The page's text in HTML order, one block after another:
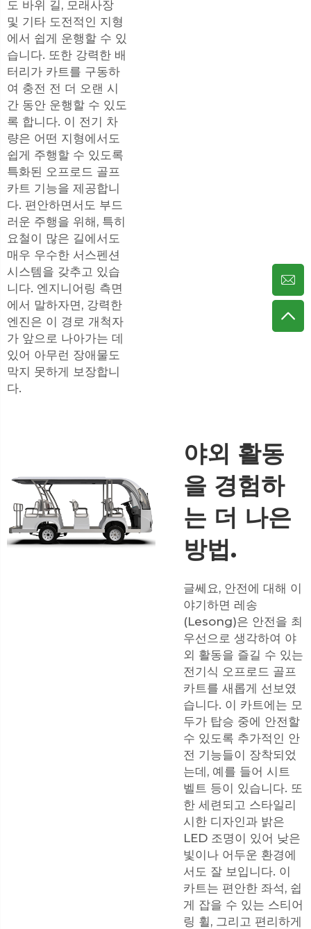
도 바위 길, 모래사장
및 기타 도전적인 지형
에서 쉽게 운행할 수 있
습니다. 또한 강력한 배
터리가 카트를 구동하
여 충전 전 더 오랜 시
간 동안 운행할 수 있도
록 합니다. 이 전기 차
량은 어떤 지형에서도
쉽게 주행할 수 있도록
특화된 오프로드 골프
카트 기능을 제공합니
다. 편안하면서도 부드
러운 주행을 위해, 특히
요철이 많은 길에서도
매우 우수한 서스펜션
시스템을 갖추고 있습
니다. 엔지니어링 측면
에서 말하자면, 강력한
엔진은 이 경로 개척자
가 앞으로 나아가는 데
있어 아무런 장애물도
막지 못하게 보장합니
다.
야외 활동
을 경험하
는 더 나은
방법.
글쎄요, 안전에 대해 이
야기하면 레송
(Lesong)은 안전을 최
우선으로 생각하여 야
외 활동을 즐길 수 있는
전기식 오프로드 골프
카트를 새롭게 선보였
습니다. 이 카트에는 모
두가 탑승 중에 안전할
수 있도록 추가적인 안
전 기능들이 장착되었
는데, 예를 들어 시트
벨트 등이 있습니다. 또
한 세련되고 스타일리
시한 디자인과 밝은
LED 조명이 있어 낮은
빛이나 어두운 환경에
서도 잘 보입니다. 이
카트는 편안한 좌석, 쉽
게 잡을 수 있는 스티어
링 휠, 그리고 편리하게